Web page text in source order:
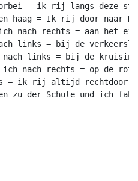
= ik rij langs deze
haag = Ik rij door naar
ich nach rechts = aan het
nach links = bij de
nach links = bij de
ich nach rechts = op de
= ik rij altijd rechtdoor
zu der Schule und ich